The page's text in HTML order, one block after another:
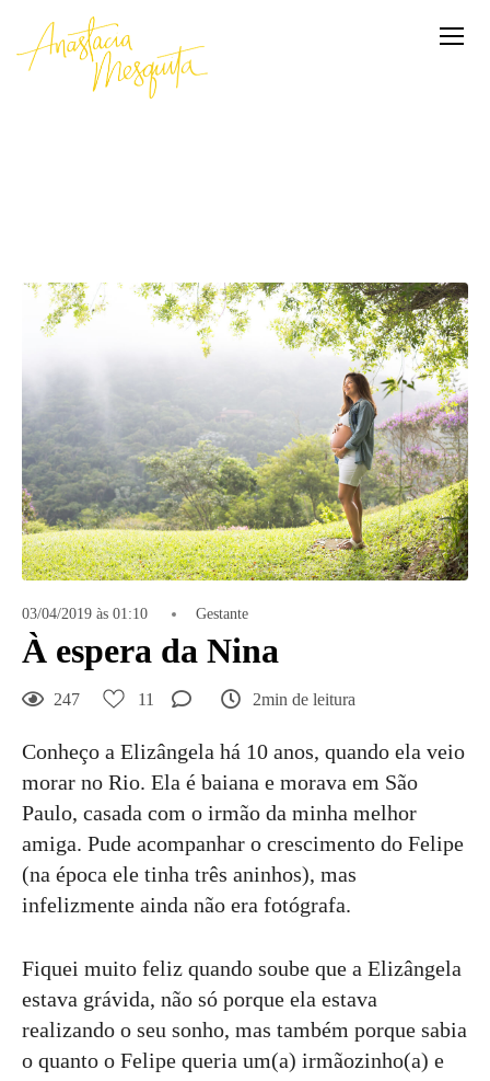
03/04/2019 às 01:10 Gestante
À espera da Nina
247 11 2min de leitura
Conheço a Elizângela há 10 anos, quando ela veio
morar no Rio. Ela é baiana e morava em São
Paulo, casada com o irmão da minha melhor
amiga. Pude acompanhar o crescimento do Felipe
(na época ele tinha três aninhos), mas
infelizmente ainda não era fotógrafa.
Fiquei muito feliz quando soube que a Elizângela
estava grávida, não só porque ela estava
realizando o seu sonho, mas também porque sabia
o quanto o Felipe queria um(a) irmãozinho(a) e